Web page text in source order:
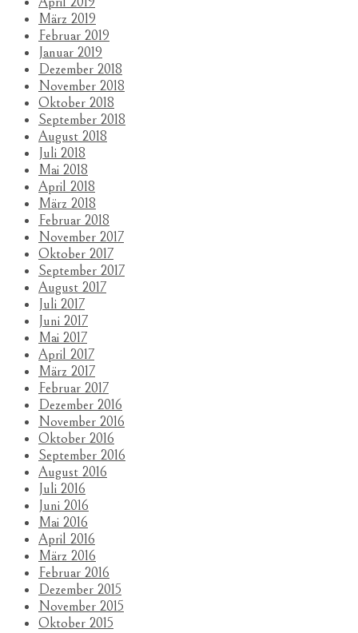
März 2019
Februar 2019
Januar 2019
Dezember 2018
November 2018
Oktober 2018
September 2018
August 2018
Juli 2018
Mai 2018
April 2018
März 2018
Februar 2018
November 2017
Oktober 2017
September 2017
August 2017
Juli 2017
Juni 2017
Mai 2017
April 2017
März 2017
Februar 2017
Dezember 2016
November 2016
Oktober 2016
September 2016
August 2016
Juli 2016
Juni 2016
Mai 2016
April 2016
März 2016
Februar 2016
Dezember 2015
November 2015
Oktober 2015